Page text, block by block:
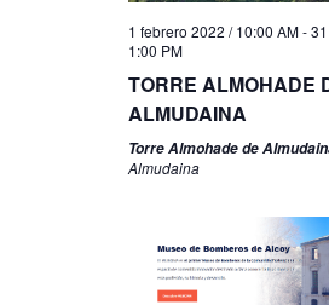
1 febrero 2022 / 10:00 AM-
1:00 PM
TORRE ALMOHADE
ALMUDAINA
Torre Almohade de
Almudaina